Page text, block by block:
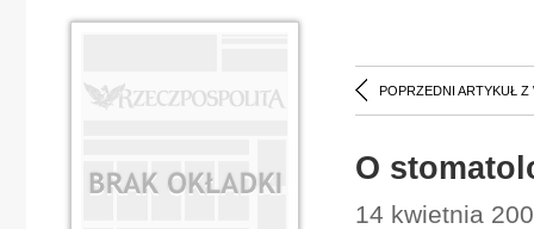
POPRZEDNI ARTYKUŁ Z
O
14 kwietnia